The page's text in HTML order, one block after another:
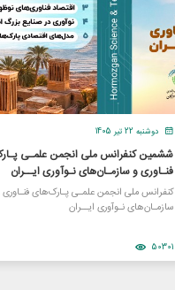
دوشنبه 22 تیر 1405
ششمین کنفرانس ملی انجمن علمـی
فنـاوری و سازمـان‌های نـوآوری ایــران
کنفرانس ملی انجمن علمـی پـارک‌های
سازمـان‌های نـوآوری ایــران
50301